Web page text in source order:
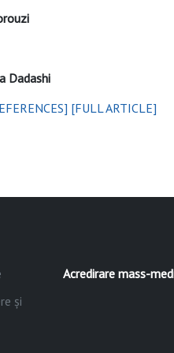
Dadashi
[FULL ARTICLE]
și
Acredirare mass-